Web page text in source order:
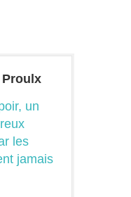
un
les
jamais